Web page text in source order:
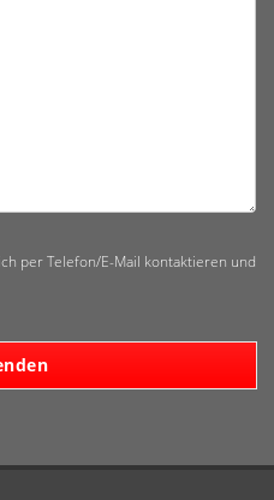
per Telefon/E-Mail kontaktieren und